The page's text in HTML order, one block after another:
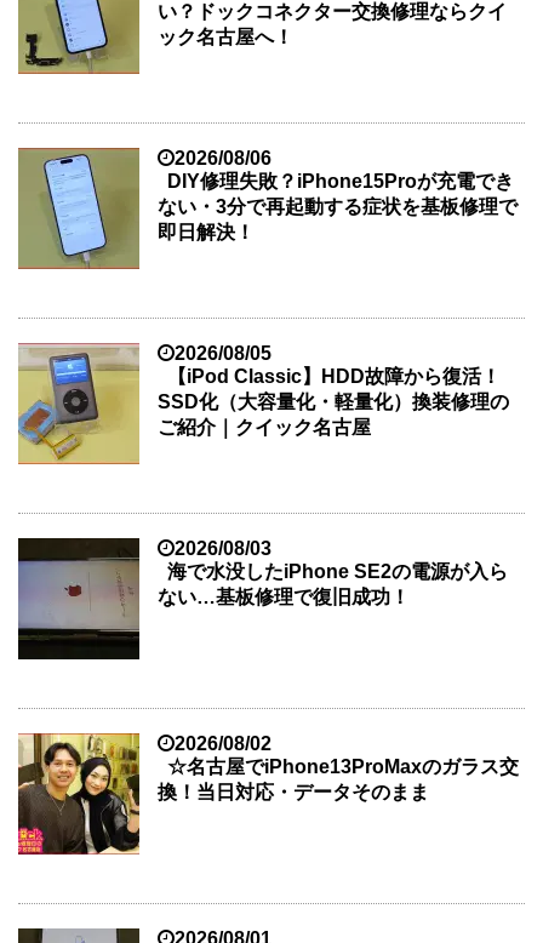
い？ドックコネクター交換修理ならクイ
ック名古屋へ！
2026/08/06
DIY修理失敗？iPhone15Proが充電でき
ない・3分で再起動する症状を基板修理で
即日解決！
2026/08/05
【iPod Classic】HDD故障から復活！
SSD化（大容量化・軽量化）換装修理の
ご紹介｜クイック名古屋
2026/08/03
海で水没したiPhone SE2の電源が入ら
ない…基板修理で復旧成功！
2026/08/02
☆名古屋でiPhone13ProMaxのガラス交
換！当日対応・データそのまま
2026/08/01